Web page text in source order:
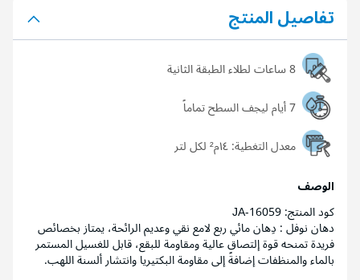
تفاصيل المنتج
8 ساعات لطلاء الطبقة الثانية
7 أيام ليجف السطح تماماً
معدل التغطية:
الوصف
كود المنتج: JA-16059
دهان نوفل : دِهان مائي ربع لامع نقي وعديم الرائحة، يمتاز بخصائص
فريدة تمنحه قوة إلتصاق عالية ومقاومة للبقع، قابل للغسيل المستمر
بالماء والمنظفات إضافةً إلى مقاومة البكتيريا وانتشار ألسنة اللهب.